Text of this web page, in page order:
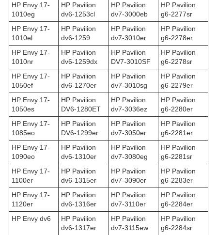
HP Envy 17-
1010eg
HP Pavilion
dv6-1253cl
HP Pavilion
dv7-3000eb
HP Pavilion
g6-2277sr
HP Envy 17-
1010el
HP Pavilion
dv6-1259
HP Pavilion
dv7-3010er
HP Pavilion
g6-2278er
HP Envy 17-
1010nr
HP Pavilion
dv6-1259dx
HP Pavilion
DV7-3010SF
HP Pavilion
g6-2278sr
HP Envy 17-
1050ef
HP Pavilion
dv6-1270er
HP Pavilion
dv7-3010sg
HP Pavilion
g6-2279er
HP Envy 17-
1050es
HP Pavilion
DV6-1280ET
HP Pavilion
dv7-3036ez
HP Pavilion
g6-2280er
HP Envy 17-
1085eo
HP Pavilion
DV6-1299er
HP Pavilion
dv7-3050er
HP Pavilion
g6-2281er
HP Envy 17-
1090eo
HP Pavilion
dv6-1310er
HP Pavilion
dv7-3080eg
HP Pavilion
g6-2281sr
HP Envy 17-
1100er
HP Pavilion
dv6-1315er
HP Pavilion
dv7-3090er
HP Pavilion
g6-2283er
HP Envy 17-
1120er
HP Pavilion
dv6-1316er
HP Pavilion
dv7-3110er
HP Pavilion
g6-2284er
HP Envy dv6
HP Pavilion
dv6-1317er
HP Pavilion
dv7-3115ew
HP Pavilion
g6-2284sr